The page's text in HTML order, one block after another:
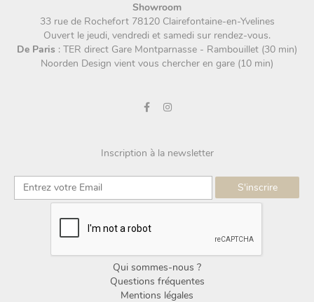
Showroom
33 rue de Rochefort 78120 Clairefontaine-en-Yvelines
Ouvert le jeudi, vendredi et samedi sur rendez-vous.
De Paris : TER direct Gare Montparnasse - Rambouillet (30 min)
Noorden Design vient vous chercher en gare (10 min)
Inscription à la newsletter
Qui sommes-nous ?
Questions fréquentes
Mentions légales